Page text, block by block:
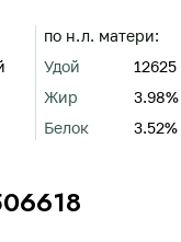
по н.л. матери:
Удой
12625
Жир
3.98%
Белок
3.52%